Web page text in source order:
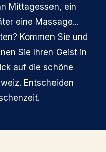
Mittagessen, ein
eine Massage...
Kommen Sie und
Sie Ihren Geist in
auf die schöne
Entscheiden